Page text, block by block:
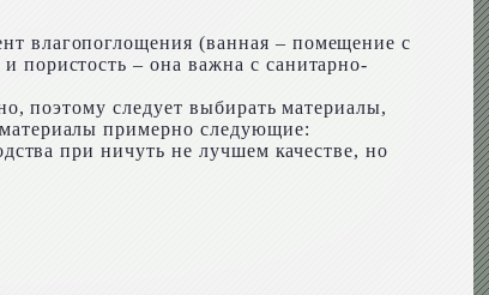
влагопоглощения (ванная – помещение с
пористость – она важна с санитарно-
поэтому следует выбирать материалы,
примерно следующие:
при ничуть не лучшем качестве, но